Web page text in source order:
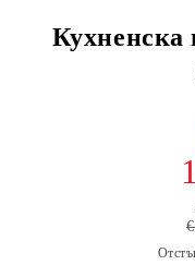
Кухненска